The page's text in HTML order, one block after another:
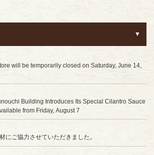
will be temporarily closed on Saturday, June 14,
Building Introduces Its Special Cilantro Sauce
from Friday, August 7
にご協力させていただきました。